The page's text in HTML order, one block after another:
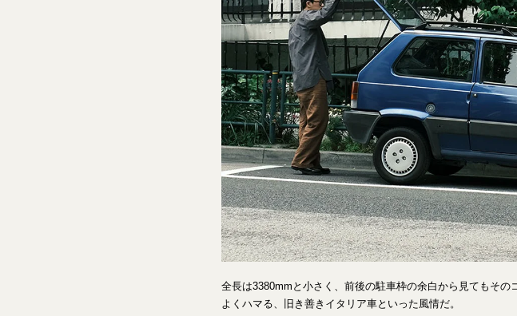
全長は3380mmと小さく、前後の駐車枠の余白から見てもそ
よくハマる、旧き善きイタリア車といった風情だ。